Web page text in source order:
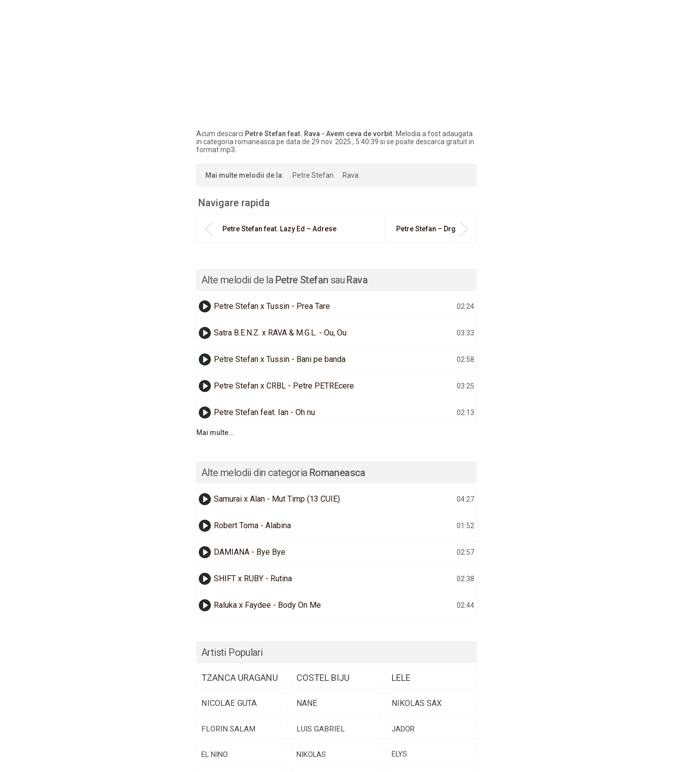
Acum descarci Petre Stefan feat. Rava - Avem ceva de vorbit . Melodia a fost adaugata
in categoria romaneasca pe data de 29 nov. 2025 , 5:40:39 si se poate descarca gratuit in
format mp3.
Mai multe melodii de la: Petre Stefan Rava
Navigare rapida
Petre Stefan feat. Lazy Ed – Adrese Petre Stefan – Drg
Alte melodii de la Petre Stefan sau Rava
Petre Stefan x Tussin - Prea Tare 02:24
Satra B.E.N.Z. x RAVA & M.G.L. - Ou, Ou 03:33
Petre Stefan x Tussin - Bani pe banda 02:58
Petre Stefan x CRBL - Petre PETREcere 03:25
Petre Stefan feat. Ian - Oh nu 02:13
Mai multe...
Alte melodii din categoria Romaneasca
Samurai x Alan - Mut Timp (13 CUIE) 04:27
Robert Toma - Alabina 01:52
DAMIANA - Bye Bye 02:57
SHIFT x RUBY - Rutina 02:38
Raluka x Faydee - Body On Me 02:44
Artisti Populari
TZANCA URAGANU COSTEL BIJU LELE
NICOLAE GUTA NANE NIKOLAS SAX
FLORIN SALAM LUIS GABRIEL JADOR
EL NINO NIKOLAS ELYS